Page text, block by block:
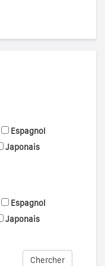
Espagnol
Japonais
Espagnol
Japonais
Chercher